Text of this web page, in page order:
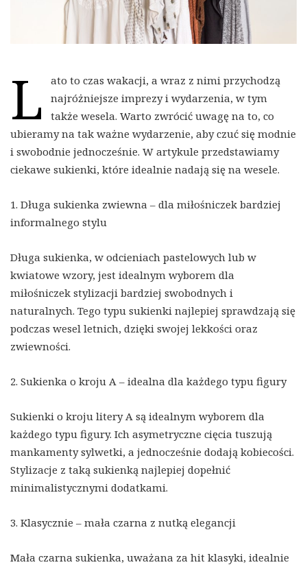
L
ato to czas wakacji, a wraz z nimi przychodzą
najróżniejsze imprezy i wydarzenia, w tym
także wesela. Warto zwrócić uwagę na to, co
ubieramy na tak ważne wydarzenie, aby czuć się modnie
i swobodnie jednocześnie. W artykule przedstawiamy
ciekawe sukienki, które idealnie nadają się na wesele.
1. Długa sukienka zwiewna – dla miłośniczek bardziej
informalnego stylu
Długa sukienka, w odcieniach pastelowych lub w
kwiatowe wzory, jest idealnym wyborem dla
miłośniczek stylizacji bardziej swobodnych i
naturalnych. Tego typu sukienki najlepiej sprawdzają się
podczas wesel letnich, dzięki swojej lekkości oraz
zwiewności.
2. Sukienka o kroju A – idealna dla każdego typu figury
Sukienki o kroju litery A są idealnym wyborem dla
każdego typu figury. Ich asymetryczne cięcia tuszują
mankamenty sylwetki, a jednocześnie dodają kobiecości.
Stylizacje z taką sukienką najlepiej dopełnić
minimalistycznymi dodatkami.
3. Klasycznie – mała czarna z nutką elegancji
Mała czarna sukienka, uważana za hit klasyki, idealnie